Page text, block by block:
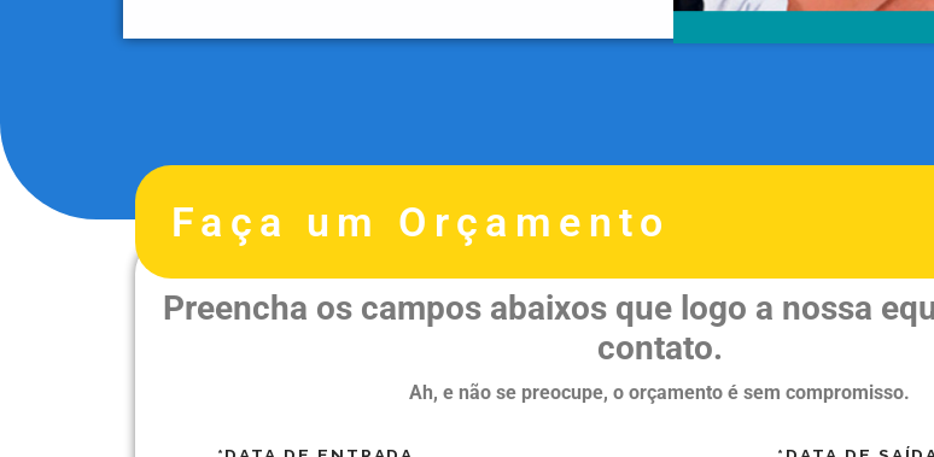
Faça um Orçamento
Preencha os campos abaixos que logo a nossa
contato.
Ah, e não se preocupe, o orçamento é sem compromisso.